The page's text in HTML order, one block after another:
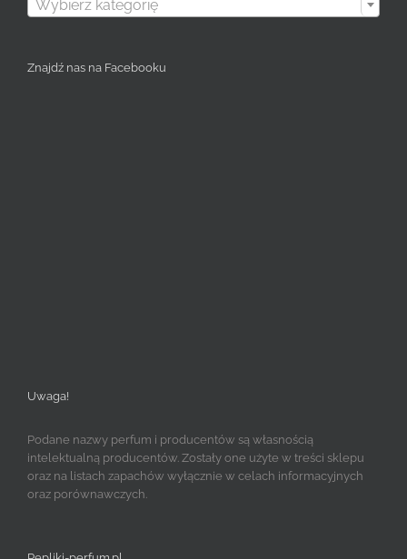
Wybierz kategorię
Znajdź nas na Facebooku
Uwaga!
Podane nazwy perfum i producentów są własnością
intelektualną producentów. Zostały one użyte w treści sklepu
oraz na listach zapachów wyłącznie w celach informacyjnych
oraz porównawczych.